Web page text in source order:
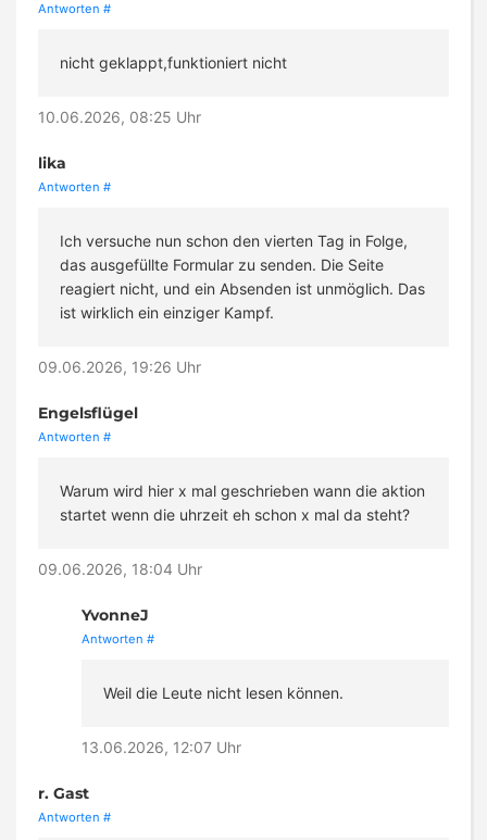
Antworten #
nicht geklappt,funktioniert nicht
10.06.2026, 08:25 Uhr
lika
Antworten #
Ich versuche nun schon den vierten Tag in Folge,
das ausgefüllte Formular zu senden. Die Seite
reagiert nicht, und ein Absenden ist unmöglich. Das
ist wirklich ein einziger Kampf.
09.06.2026, 19:26 Uhr
Engelsflügel
Antworten #
Warum wird hier x mal geschrieben wann die aktion
startet wenn die uhrzeit eh schon x mal da steht?
09.06.2026, 18:04 Uhr
YvonneJ
Antworten #
Weil die Leute nicht lesen können.
13.06.2026, 12:07 Uhr
r. Gast
Antworten #